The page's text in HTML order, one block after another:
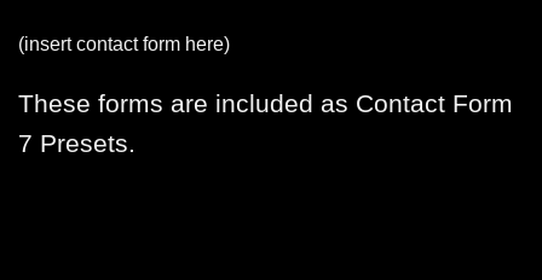
(insert contact form here)
These forms are included as Contact Form
7 Presets.